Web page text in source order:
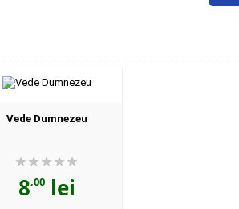
Vede Dumnezeu
8,00lei